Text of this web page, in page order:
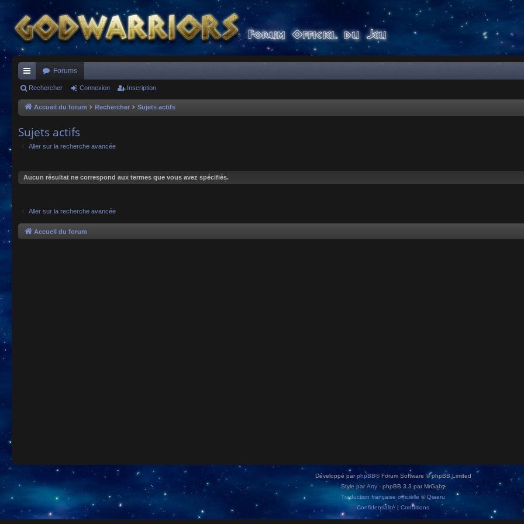
ac
co
Forums
Rechercher Connexion Inscription
Accueil du forum Rechercher Sujets actifs
Sujets actifs
Aller sur la recherche avancée
Aucun résultat ne correspond aux termes que vous avez spécifiés.
Aller sur la recherche avancée
Accueil du forum
Développé parphpBB® Forum Software © phpBB Limited
Style par Arty - phpBB 3.3 par MrGaby
Traduction française officielle ©Qiaeru
Confidentialité | Conditions